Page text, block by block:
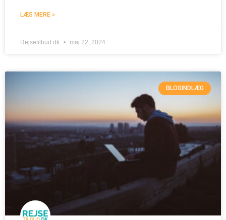
LÆS MERE »
Rejsetilbud.dk maj 22, 2024
BLOGINDLÆG